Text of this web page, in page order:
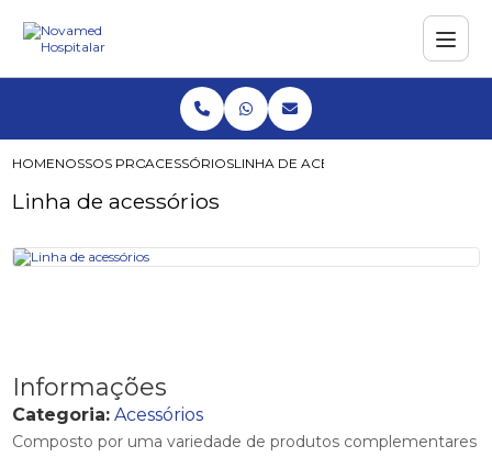
HOMENOSSOS PRODUTOS
ACESSÓRIOSLINHA DE ACESSÓRIOS
Linha de acessórios
Informações
Categoria: Acessórios
Composto por uma variedade de produtos complementares